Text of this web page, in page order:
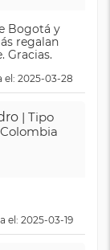
Bogotá y
regalan
Gracias.
el: 2025-03-28
| Tipo
el: 2025-03-19